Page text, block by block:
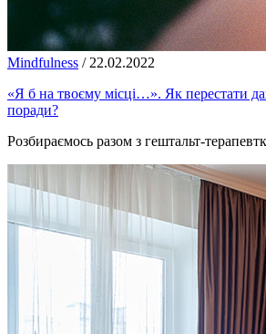
Mindfulness / 22.02.2022
«Я б на твоєму місці…». Як перестати
поради?
Розбираємось разом з гештальт-